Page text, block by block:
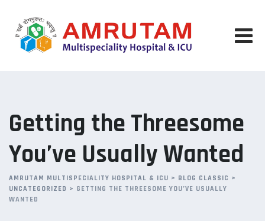
content
Getting the Threesome
You’ve Usually Wanted
AMRUTAM MULTISPECIALITY HOSPITAL & ICU > BLOG CLASSIC >
UNCATEGORIZED > GETTING THE THREESOME YOU’VE USUALLY
WANTED